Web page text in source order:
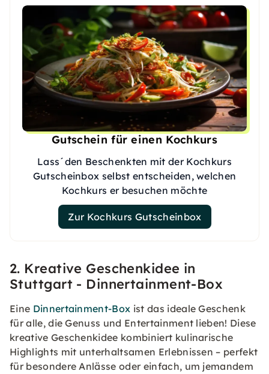
Gutschein für einen Kochkurs
Lass´den Beschenkten mit der Kochkurs
Gutscheinbox selbst entscheiden, welchen
Kochkurs er besuchen möchte
Zur Kochkurs Gutscheinbox
2. Kreative Geschenkidee in
Stuttgart - Dinnertainment-Box
Eine Dinnertainment-Box ist das ideale Geschenk
für alle, die Genuss und Entertainment lieben! Diese
kreative Geschenkidee kombiniert kulinarische
Highlights mit unterhaltsamen Erlebnissen – perfekt
für besondere Anlässe oder einfach, um jemandem